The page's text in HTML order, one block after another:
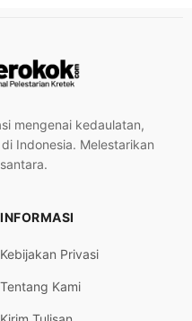
mengenai kedaulatan,
Indonesia. Melestarikan
INFORMASI
Kebijakan Privasi
Tentang Kami